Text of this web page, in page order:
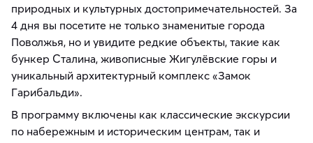
природных и культурных достопримечательностей. За
4 дня вы посетите не только знаменитые города
Поволжья, но и увидите редкие объекты, такие как
бункер Сталина, живописные Жигулёвские горы и
уникальный архитектурный комплекс «Замок
Гарибальди».
В программу включены как классические экскурсии
по набережным и историческим центрам, так и